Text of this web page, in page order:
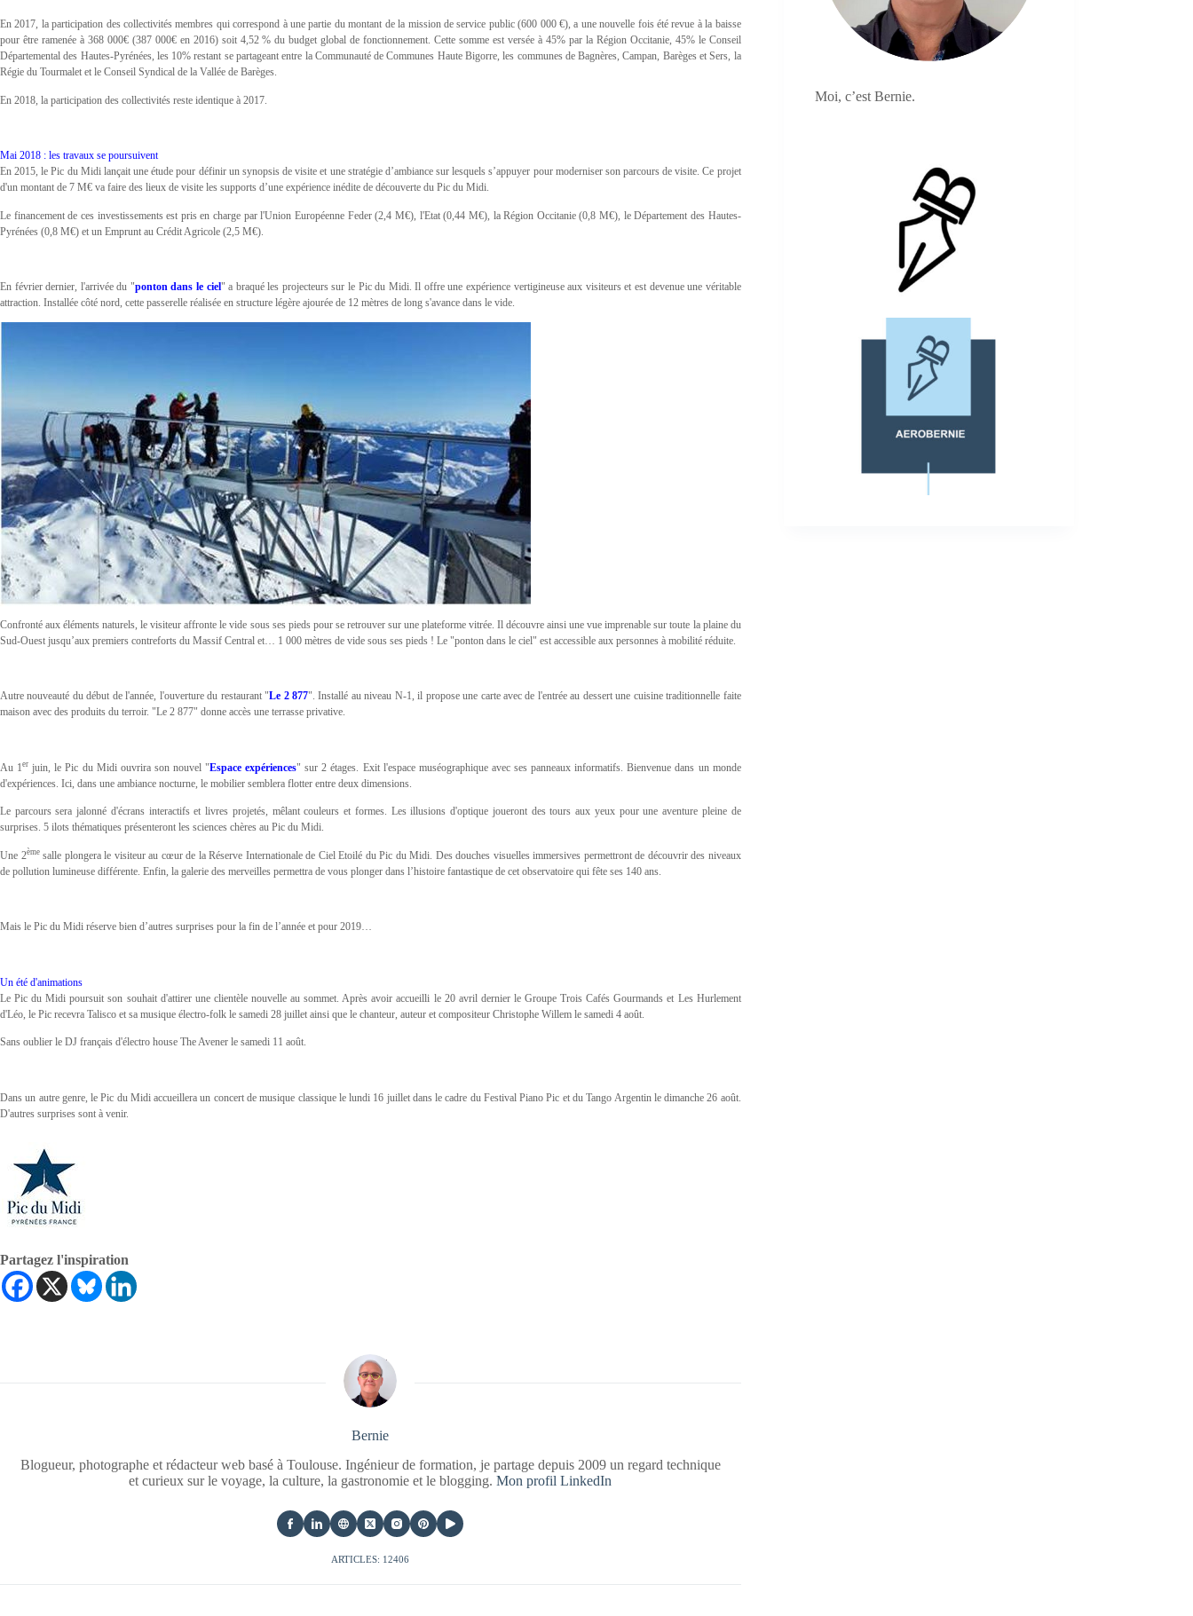
En 2017, la participation des collectivités membres qui correspond à une partie du montant de la mission de service public (600 000 €), a une nouvelle fois été revue à la baisse
pour être ramenée à 368 000€ (387 000€ en 2016) soit 4,52 % du budget global de fonctionnement. Cette somme est versée à 45% par la Région Occitanie, 45% le Conseil
Départemental des Hautes-Pyrénées, les 10% restant se partageant entre la Communauté de Communes Haute Bigorre, les communes de Bagnères, Campan, Barèges et Sers, la
Régie du Tourmalet et le Conseil Syndical de la Vallée de Barèges.
En 2018, la participation des collectivités reste identique à 2017.
Mai 2018 : les travaux se poursuivent
En 2015, le Pic du Midi lançait une étude pour définir un synopsis de visite et une stratégie d’ambiance sur lesquels s’appuyer pour moderniser son parcours de visite. Ce projet
d'un montant de 7 M€ va faire des lieux de visite les supports d’une expérience inédite de découverte du Pic du Midi.
Le financement de ces investissements est pris en charge par l'Union Européenne Feder (2,4 M€), l'Etat (0,44 M€), la Région Occitanie (0,8 M€), le Département des Hautes-
Pyrénées (0,8 M€) et un Emprunt au Crédit Agricole (2,5 M€).
En février dernier, l'arrivée du "ponton dans le ciel" a braqué les projecteurs sur le Pic du Midi. Il offre une expérience vertigineuse aux visiteurs et est devenue une véritable
attraction. Installée côté nord, cette passerelle réalisée en structure légère ajourée de 12 mètres de long s'avance dans le vide.
Confronté aux éléments naturels, le visiteur affronte le vide sous ses pieds pour se retrouver sur une plateforme vitrée. Il découvre ainsi une vue imprenable sur toute la plaine du
Sud-Ouest jusqu’aux premiers contreforts du Massif Central et… 1 000 mètres de vide sous ses pieds ! Le "ponton dans le ciel" est accessible aux personnes à mobilité réduite.
Autre nouveauté du début de l'année, l'ouverture du restaurant "Le 2 877". Installé au niveau N-1, il propose une carte avec de l'entrée au dessert une cuisine traditionnelle faite
maison avec des produits du terroir. "Le 2 877" donne accès une terrasse privative.
Au 1er juin, le Pic du Midi ouvrira son nouvel "Espace expériences" sur 2 étages. Exit l'espace muséographique avec ses panneaux informatifs. Bienvenue dans un monde
d'expériences. Ici, dans une ambiance nocturne, le mobilier semblera flotter entre deux dimensions.
Le parcours sera jalonné d'écrans interactifs et livres projetés, mêlant couleurs et formes. Les illusions d'optique joueront des tours aux yeux pour une aventure pleine de
surprises. 5 ilots thématiques présenteront les sciences chères au Pic du Midi.
Une 2èmesalle plongera le visiteur au cœur de la Réserve Internationale de Ciel Etoilé du Pic du Midi. Des douches visuelles immersives permettront de découvrir des niveaux
de pollution lumineuse différente. Enfin, la galerie des merveilles permettra de vous plonger dans l’histoire fantastique de cet observatoire qui fête ses 140 ans.
Mais le Pic du Midi réserve bien d’autres surprises pour la fin de l’année et pour 2019…
Un été d'animations
Le Pic du Midi poursuit son souhait d'attirer une clientèle nouvelle au sommet. Après avoir accueilli le 20 avril dernier le Groupe Trois Cafés Gourmands et Les Hurlement
d'Léo, le Pic recevra Talisco et sa musique électro-folk le samedi 28 juillet ainsi que le chanteur, auteur et compositeur Christophe Willem le samedi 4 août.
Sans oublier le DJ français d'électro house The Avener le samedi 11 août.
Dans un autre genre, le Pic du Midi accueillera un concert de musique classique le lundi 16 juillet dans le cadre du Festival Piano Pic et du Tango Argentin le dimanche 26 août.
D'autres surprises sont à venir.
Partagez l'inspiration
Bernie
Blogueur, photographe et rédacteur web basé à Toulouse. Ingénieur de formation, je partage depuis 2009 un regard technique
et curieux sur le voyage, la culture, la gastronomie et le blogging.Mon profil LinkedIn
ARTICLES: 12406
Moi, c’est Bernie.